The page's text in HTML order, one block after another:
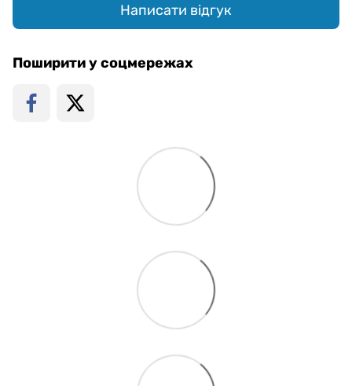
Написати відгук
Поширити у соцмережах